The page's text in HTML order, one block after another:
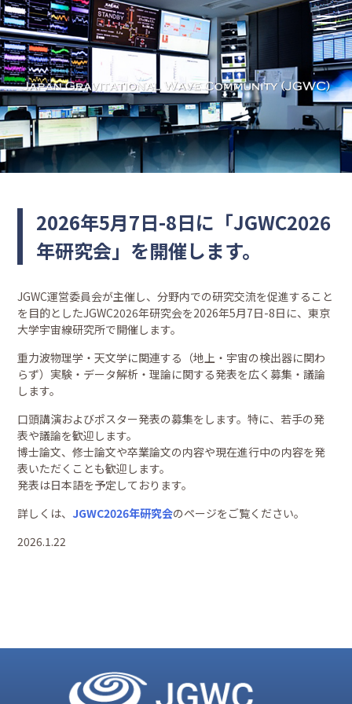
2026年5月7日-8日に「JGWC2026
年研究会」を開催します。
JGWC運営委員会が主催し、分野内での研究交流を促進すること
を目的としたJGWC2026年研究会を2026年5月7日-8日に、東京
大学宇宙線研究所で開催します。
重力波物理学・天文学に関連する（地上・宇宙の検出器に関わ
らず）実験・データ解析・理論に関する発表を広く募集・議論
します。
口頭講演およびポスター発表の募集をします。特に、若手の発
表や議論を歓迎します。
博士論文、修士論文や卒業論文の内容や現在進行中の内容を発
表いただくことも歓迎します。
発表は日本語を予定しております。
詳しくは、 JGWC2026年研究会のページをご覧ください。
2026.1.22